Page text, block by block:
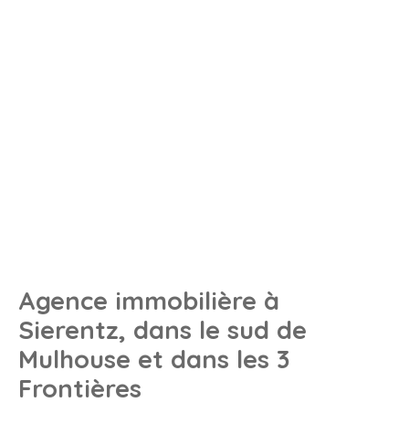
Agence immobilière à
Sierentz, dans le sud de
Mulhouse et dans les 3
Frontières